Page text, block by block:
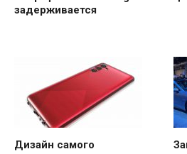
задерживается
Дизайн самого